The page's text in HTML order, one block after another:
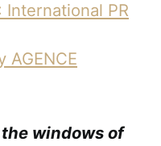
International PR
AGENCE
windows of